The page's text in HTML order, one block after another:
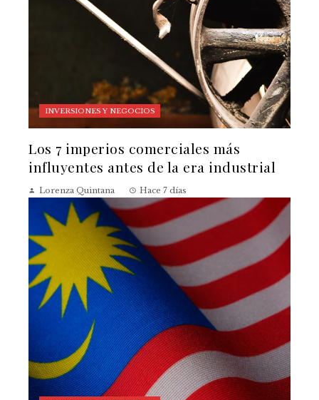
INVERSIONES Y NEGOCIOS
Los 7 imperios comerciales más
influyentes antes de la era industrial
Lorenza Quintana Hace 7 días